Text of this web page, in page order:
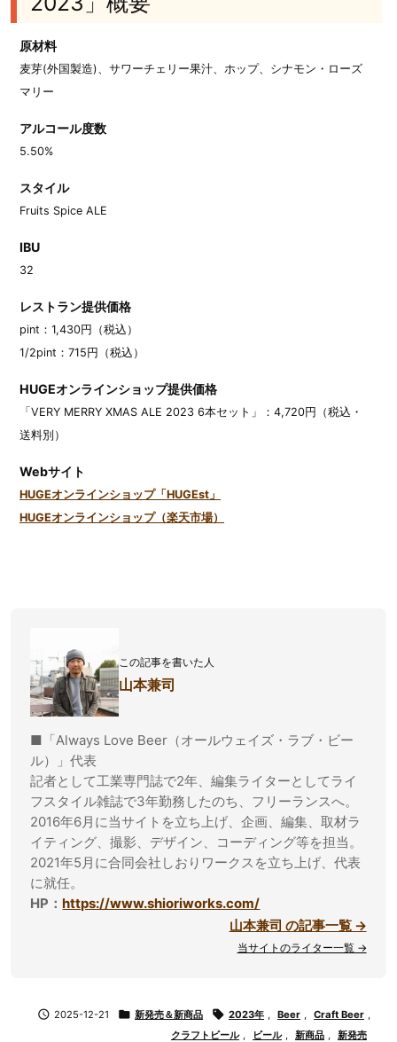
原材料
麦芽(外国製造)、サワーチェリー果汁、ホップ、シナモン・ローズ
マリー
アルコール度数
5.50%
スタイル
Fruits Spice ALE
IBU
32
レストラン提供価格
pint：1,430円（税込）
1/2pint：715円（税込）
HUGEオンラインショップ提供価格
「VERY MERRY XMAS ALE 2023 6本セット」：4,720円（税込・
送料別）
Webサイト
HUGEオンラインショップ「HUGEst」
HUGEオンラインショップ（楽天市場）
この記事を書いた人
山本兼司
■「Always Love Beer（オールウェイズ・ラブ・ビー
ル）」代表
記者として工業専門誌で2年、編集ライターとしてライ
フスタイル雑誌で3年勤務したのち、フリーランスへ。
2016年6月に当サイトを立ち上げ、企画、編集、取材ラ
イティング、撮影、デザイン、コーディング等を担当。
2021年5月に合同会社しおりワークスを立ち上げ、代表
に就任。
HP：https://www.shioriworks.com/
山本兼司 の記事一覧 →
当サイトのライター一覧 →
 2025-12-21  新発売＆新商品  2023年 Beer Craft Beer
クラフトビール
ビール 新商品 新発売